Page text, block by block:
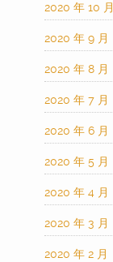
2020 年 10 月
2020 年 9 月
2020 年 8 月
2020 年 7 月
2020 年 6 月
2020 年 5 月
2020 年 4 月
2020 年 3 月
2020 年 2 月